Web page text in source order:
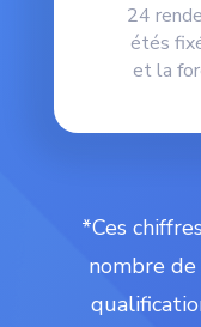
24
étés
et la
*Ces
nombre